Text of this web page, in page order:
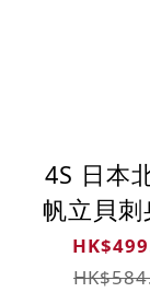
4S 日本
帆立貝刺身
公斤51-